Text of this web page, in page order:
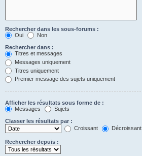
Rechercher dans les sous-forums :
Oui
Non
Rechercher dans :
Titres et messages
Messages uniquement
Titres uniquement
Premier message des sujets uniquement
Afficher les résultats sous forme de :
Messages
Sujets
Classer les résultats par :
Croissant
Décroissant
Rechercher depuis :